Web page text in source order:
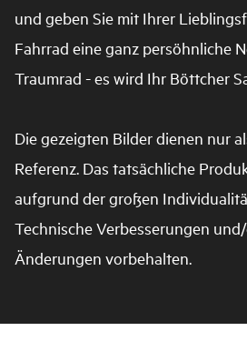
und geben Sie mit Ihrer
Fahrrad eine ganz persöhnliche
Traumrad - es wird Ihr Böttcher
Die gezeigten Bilder dienen nur
Referenz. Das tatsächliche
aufgrund der großen
Technische Verbesserungen
Änderungen vorbehalten.